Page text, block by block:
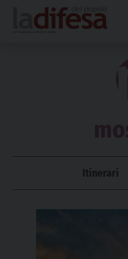
content
Itinerari